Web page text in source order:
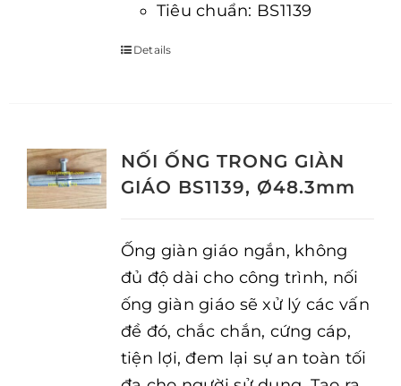
Tiêu chuẩn: BS1139
Details
NỐI ỐNG TRONG GIÀN
GIÁO BS1139, Ø48.3mm
Ống giàn giáo ngắn, không
đủ độ dài cho công trình, nối
ống giàn giáo sẽ xử lý các vấn
đề đó, chắc chắn, cứng cáp,
tiện lợi, đem lại sự an toàn tối